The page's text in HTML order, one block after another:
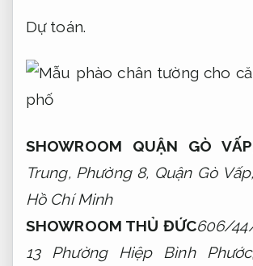
Dự toán.
SHOWROOM QUẬN GÒ VẤP
Trung, Phường 8, Quận Gò
Hồ Chí Minh
SHOWROOM THỦ ĐỨC606/
13 Phường Hiệp Bình